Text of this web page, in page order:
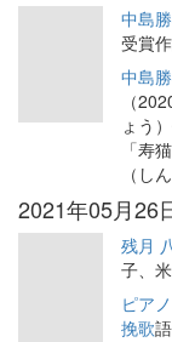
中島
受賞
中島
（
ょう
「寿
（し
2021年05月26
残月
子、
ピア
挽歌